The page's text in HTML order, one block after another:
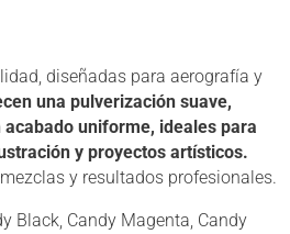
diseñadas para aerografía y
una pulverización suave,
uniforme, ideales para
y proyectos artísticos.
y resultados profesionales.
Black, Candy Magenta, Candy